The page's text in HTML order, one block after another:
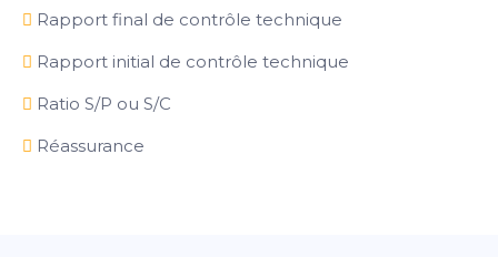
Rapport final de contrôle technique
Rapport initial de contrôle technique
Ratio S/P ou S/C
Réassurance